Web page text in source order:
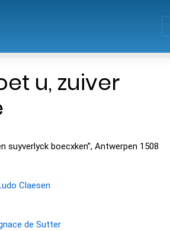
u, zuiver
suyverlyck boecxken”, Antwerpen 1508
Claesen
de Sutter